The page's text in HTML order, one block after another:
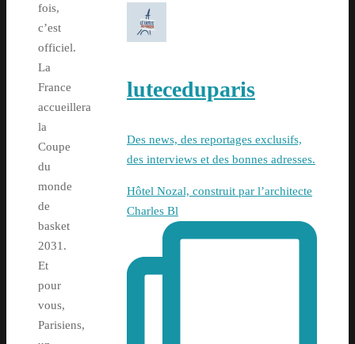
fois,
c’est
officiel.
La
France
accueillera
la
Coupe
du
monde
de
basket
2031.
Et
pour
vous,
Parisiens,
luteceduparis
Des news, des reportages exclusifs,
des interviews et des bonnes adresses.
Hôtel Nozal, construit par l’architecte
Charles Bl